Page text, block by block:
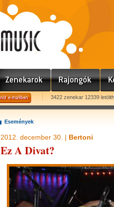
3422 zenekar 12339
Események
2012. december 30. | Bertoni
Ez A Divat?